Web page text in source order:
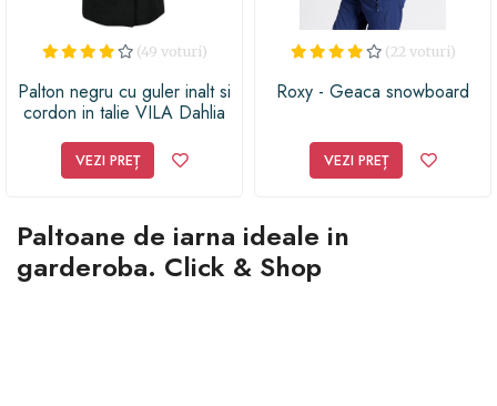
(49 voturi)
Palton negru cu guler inalt si
cordon in talie VILA Dahlia
VEZI PREȚ
(22 voturi)
Roxy - Geaca snowboard
VEZI PREȚ
Paltoane de iarna ideale in
garderoba. Click & Shop